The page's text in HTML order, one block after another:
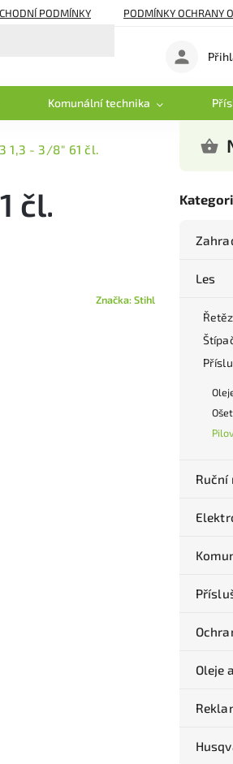
PODMÍNKY PODMÍNKY OCHRANY
Komunální technika
1,3 - 3/8" 61 čl.
Les
Ruční
Oleje
čl.
Značka:Stihl